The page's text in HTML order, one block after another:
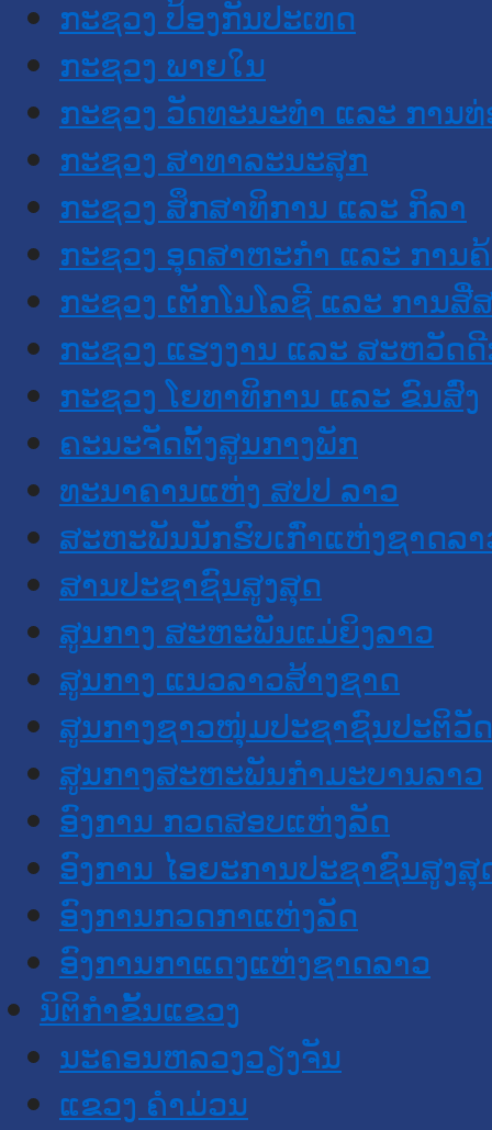
ກະຊວງ ປ້ອງກັນປະເທດ
ກະຊວງ ພາຍໃນ
ກະຊວງ ວັດທະນະທຳ ແລະ ການ
ກະຊວງ ສາທາລະນະສຸກ
ກະຊວງ ສຶກສາທິການ ແລະ ກິລາ
ກະຊວງ ອຸດສາຫະກຳ ແລະ ການ
ກະຊວງ ເຕັກໂນໂລຊີ ແລະ ການສື່
ກະຊວງ ແຮງງານ ແລະ ສະຫວັດ
ກະຊວງ ໂຍທາທິການ ແລະ ຂົນສົ່ງ
ຄະນະຈັດຕັ້ງສູນກາງພັກ
ທະນາຄານແຫ່ງ ສປປ ລາວ
ສະຫະພັນນັກຮົບເກົ່າແຫ່ງຊາດລ
ສານປະຊາຊົນສູງສຸດ
ສູນກາງ ສະຫະພັນແມ່ຍິງລາວ
ສູນກາງ ແນວລາວສ້າງຊາດ
ສູນກາງຊາວໜຸ່ມປະຊາຊົນປະຕິວັ
ສູນກາງສະຫະພັນກຳມະບານລາວ
ອົງການ ກວດສອບແຫ່ງລັດ
ອົງການ ໄອຍະການປະຊາຊົນສູງສຸ
ອົງການກວດກາແຫ່ງລັດ
ອົງການກາແດງແຫ່ງຊາດລາວ
ນິຕິກໍາຂັ້ນແຂວງ
ນະ​ຄອນ​ຫລວງວຽງຈັນ
ແຂວງ ຄໍາມ່ວນ